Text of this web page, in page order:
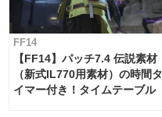
FF14
【FF14】パッチ7.4 伝説素材
（新式IL770用素材）の時間タ
イマー付き！タイムテーブル